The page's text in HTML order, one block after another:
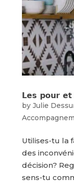
𝗟𝗲𝘀 𝗽𝗼𝘂𝗿
by Julie
Utilises-tu la
des
décision?
sens-tu